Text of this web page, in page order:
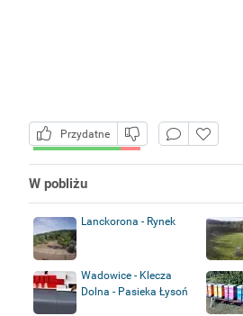
Przydatne
W pobliżu
Lanckorona - Rynek
Wadowice - Klecza
Dolna - Pasieka Łysoń